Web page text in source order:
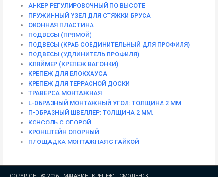
АНКЕР РЕГУЛИРОВОЧНЫЙ ПО ВЫСОТЕ
ПРУЖИННЫЙ УЗЕЛ ДЛЯ СТЯЖКИ БРУСА
ОКОННАЯ ПЛАСТИНА
ПОДВЕСЫ (ПРЯМОЙ)
ПОДВЕСЫ (КРАБ СОЕДИНИТЕЛЬНЫЙ ДЛЯ ПРОФИЛЯ)
ПОДВЕСЫ (УДЛИНИТЕЛЬ ПРОФИЛЯ)
КЛЯЙМЕР (КРЕПЕЖ ВАГОНКИ)
КРЕПЕЖ ДЛЯ БЛОКХАУСА
КРЕПЕЖ ДЛЯ ТЕРРАСНОЙ ДОСКИ
ТРАВЕРСА МОНТАЖНАЯ
L-ОБРАЗНЫЙ МОНТАЖНЫЙ УГОЛ: ТОЛЩИНА 2 ММ.
П-ОБРАЗНЫЙ ШВЕЛЛЕР: ТОЛЩИНА 2 ММ.
КОНСОЛЬ С ОПОРОЙ
КРОНШТЕЙН ОПОРНЫЙ
ПЛОЩАДКА МОНТАЖНАЯ С ГАЙКОЙ